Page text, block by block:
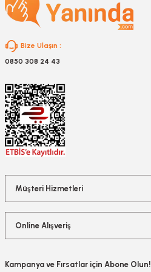
Bize Ulaşın :
0850 308 24 43
Müşteri Hizmetleri
Online Alışveriş
Kampanya ve Fırsatlar için Abone Olun!